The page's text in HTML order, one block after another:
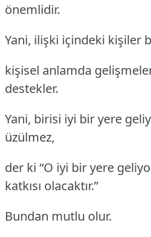
önemlidir.
Yani, ilişki içindeki kişiler
kişisel anlamda
destekler.
Yani, birisi iyi bir yere
üzülmez,
der ki “O iyi bir yere
katkısı olacaktır.”
Bundan mutlu olur.